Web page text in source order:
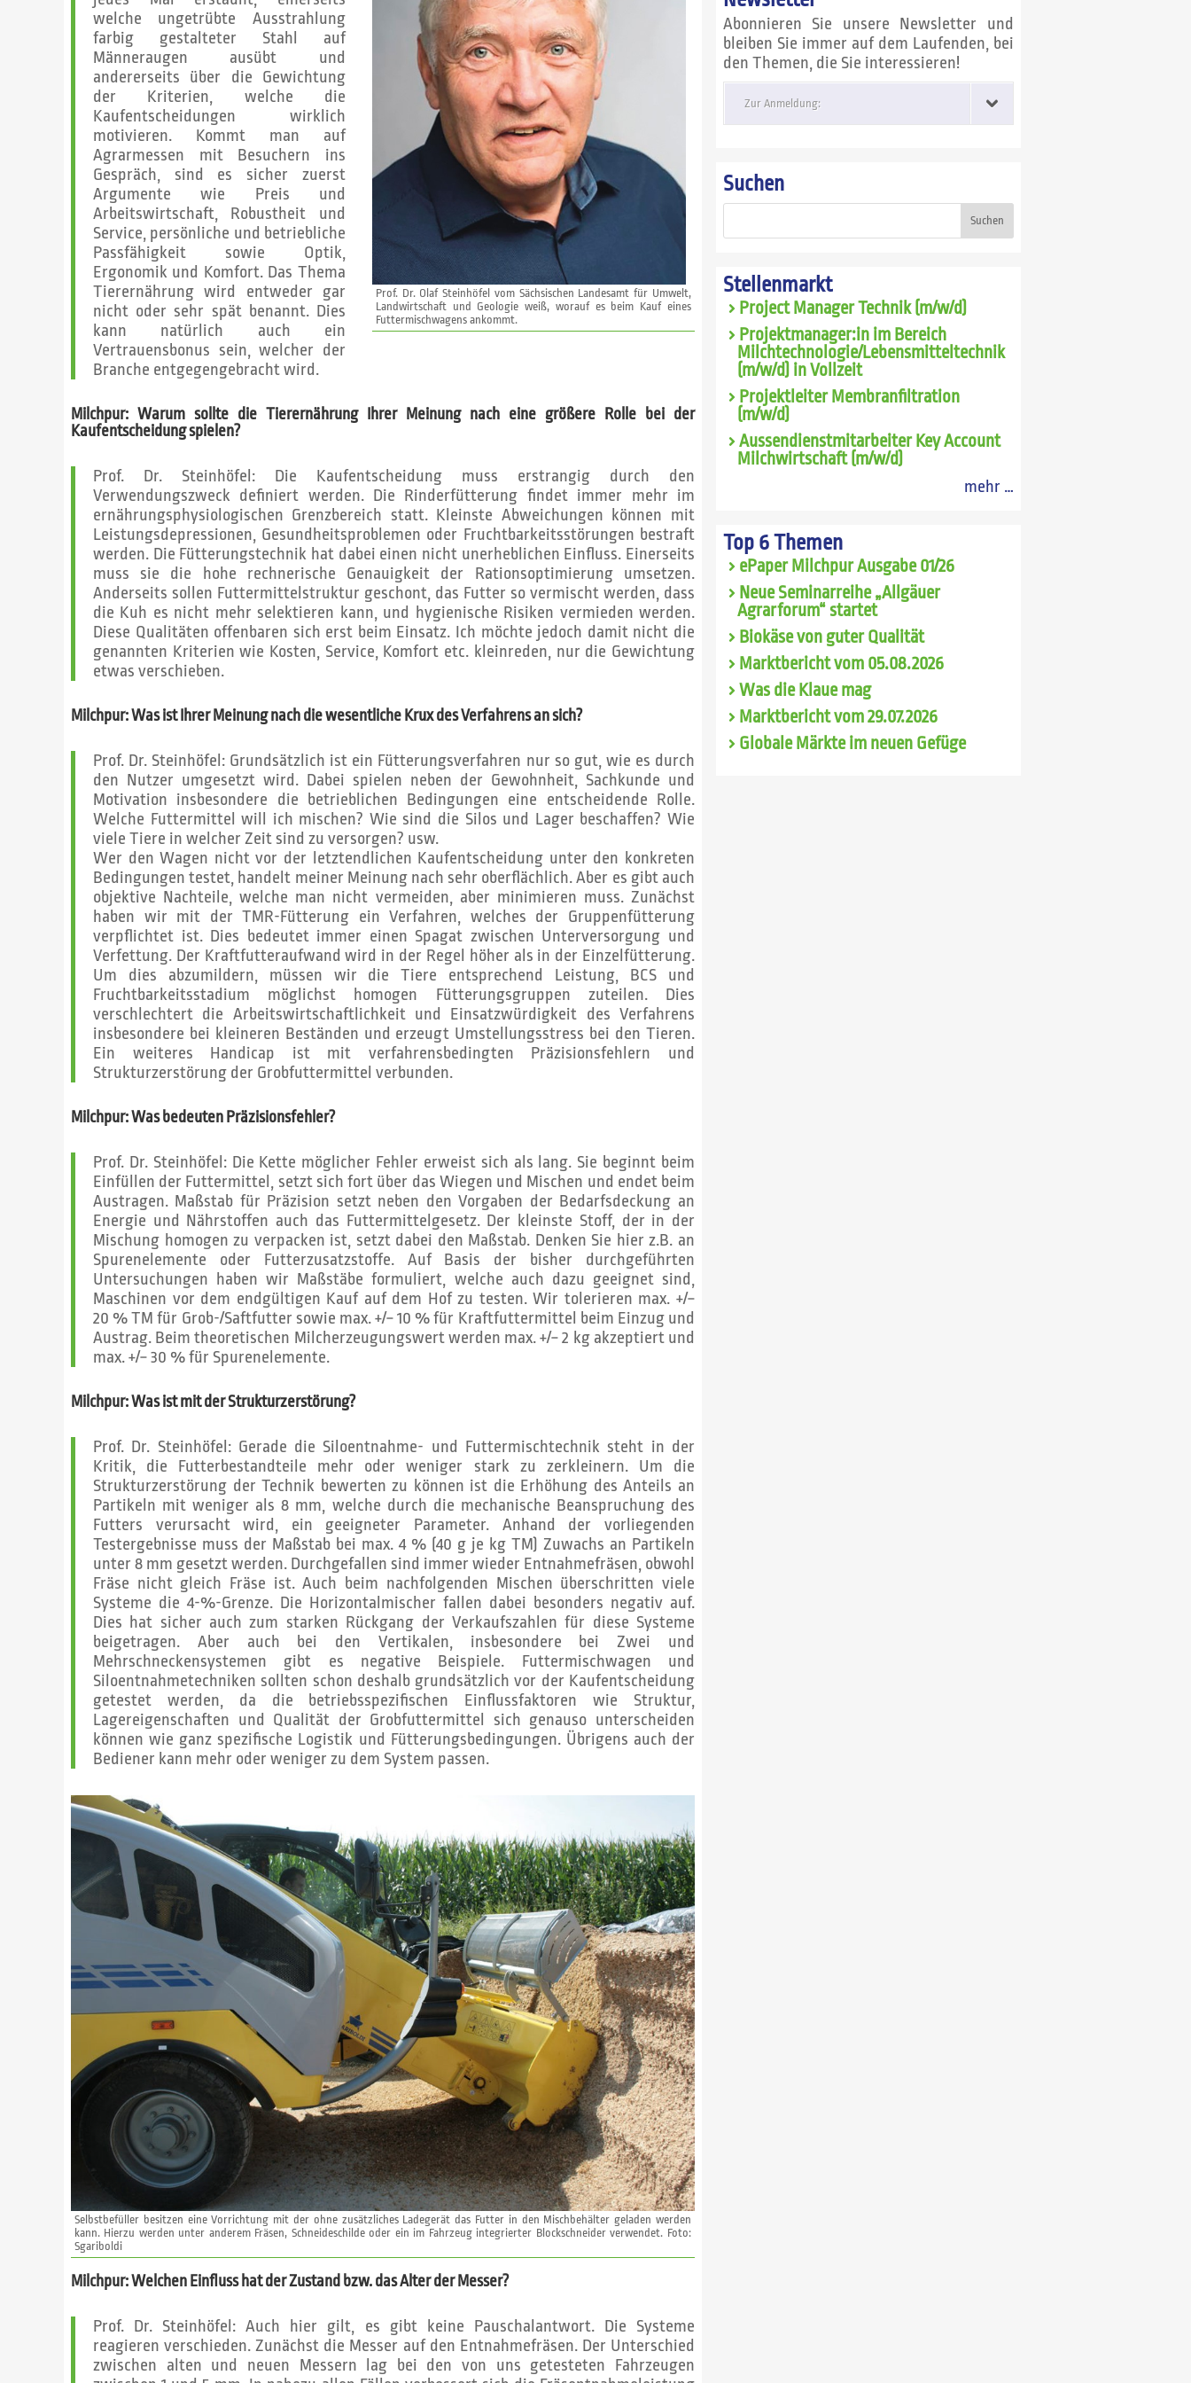
Prof. Dr. Olaf Steinhöfel vom Sächsischen Landesamt für Umwelt,
Landwirtschaft und Geologie weiß, worauf es beim Kauf eines
Futtermischwagens ankommt.
welche ungetrübte Ausstrahlung
farbig gestalteter Stahl auf
Männeraugen ausübt und
andererseits über die Gewichtung
der Kriterien, welche die
Kaufentscheidungen wirklich
motivieren. Kommt man auf
Agrarmessen mit Besuchern ins
Gespräch, sind es sicher zuerst
Argumente wie Preis und
Arbeitswirtschaft, Robustheit und
Service, persönliche und betriebliche
Passfähigkeit sowie Optik,
Ergonomik und Komfort. Das Thema
Tierernährung wird entweder gar
nicht oder sehr spät benannt. Dies
kann natürlich auch ein
Vertrauensbonus sein, welcher der
Branche entgegengebracht wird.
Milchpur: Warum sollte die Tierernährung ­Ihrer Meinung nach eine größere Rolle bei der
Kaufentscheidung spielen?
Prof. Dr. Steinhöfel: Die Kaufentscheidung muss erstrangig durch den
Verwendungszweck definiert werden. Die Rinderfütterung findet immer mehr im
ernährungsphysiologischen Grenzbereich statt. Kleinste Abweichungen können mit
Leistungsdepressionen, Gesundheitsproblemen oder Fruchtbarkeitsstörungen bestraft
werden. Die Fütterungstechnik hat dabei einen nicht unerheblichen Einfluss. Einerseits
muss sie die hohe rechnerische Genauigkeit der Rationsoptimierung umsetzen.
Anderseits sollen Futtermittelstruktur geschont, das Futter so vermischt werden, dass
die Kuh es nicht mehr selektieren kann, und hygienische Risiken vermieden werden.
Diese Qualitäten offenbaren sich erst beim Einsatz. Ich möchte jedoch damit nicht die
genannten Kriterien wie Kosten, Service, Komfort etc. kleinreden, nur die Gewichtung
etwas verschieben.
Milchpur: Was ist Ihrer Meinung nach die wesentliche Krux des Verfahrens an sich?
Prof. Dr. Steinhöfel: Grundsätzlich ist ein Fütterungsverfahren nur so gut, wie es durch
den Nutzer umgesetzt wird. Dabei spielen neben der Gewohnheit, Sachkunde und
Motivation insbesondere die betrieblichen Bedingungen eine entscheidende Rolle.
Welche Futtermittel will ich mischen? Wie sind die Silos und Lager beschaffen? Wie
viele Tiere in welcher Zeit sind zu versorgen? usw.
Wer den Wagen nicht vor der letztendlichen Kaufentscheidung unter den konkreten
Bedingungen testet, handelt meiner Meinung nach sehr oberflächlich. Aber es gibt auch
objektive Nachteile, welche man nicht vermeiden, aber minimieren muss. Zunächst
haben wir mit der TMR-Fütterung ein Verfahren, welches der Gruppenfütterung
verpflichtet ist. Dies bedeutet immer einen Spagat zwischen Unterversorgung und
Verfettung. Der Kraftfutteraufwand wird in der Regel höher als in der Einzelfütterung.
Um dies abzumildern, müssen wir die Tiere entsprechend Leistung, BCS und
Fruchtbarkeitsstadium möglichst homogen Fütterungsgruppen zuteilen. Dies
verschlechtert die Arbeitswirtschaftlichkeit und Einsatzwürdigkeit des Verfahrens
insbesondere bei kleineren Beständen und erzeugt Umstellungsstress bei den Tieren.
Ein weiteres Handicap ist mit verfahrensbedingten Präzisionsfehlern und
Strukturzerstörung der Grobfuttermittel verbunden.
Milchpur: Was bedeuten Präzisions­fehler?
Prof. Dr. Steinhöfel: Die Kette möglicher Fehler erweist sich als lang. Sie beginnt beim
Einfüllen der Futtermittel, setzt sich fort über das Wiegen und Mischen und endet beim
Austragen. Maßstab für Präzision setzt neben den Vorgaben der Bedarfsdeckung an
Energie und Nährstoffen auch das Futtermittelgesetz. Der kleinste Stoff, der in der
Mischung homogen zu verpacken ist, setzt dabei den Maßstab. Denken Sie hier z.B. an
Spurenelemente oder Futterzusatzstoffe. Auf Basis der bisher durchgeführten
Untersuchungen haben wir Maßstäbe formuliert, welche auch dazu geeignet sind,
Maschinen vor dem endgültigen Kauf auf dem Hof zu testen. Wir tolerieren max. +/−
20 % TM für Grob-/Saftfutter sowie max. +/− 10 % für Kraftfuttermittel beim Einzug und
Austrag. Beim theoretischen Milcherzeugungswert werden max. +/− 2 kg akzeptiert und
max. +/− 30 % für Spurenelemente.
Milchpur: Was ist mit der Strukturzerstörung?
Prof. Dr. Steinhöfel: Gerade die Siloentnahme- und Futtermischtechnik steht in der
Kritik, die Futterbestandteile mehr oder weniger stark zu zerkleinern. Um die
Strukturzerstörung der Technik bewerten zu können ist die Erhöhung des Anteils an
Partikeln mit weniger als 8 mm, welche durch die mechanische Beanspruchung des
Futters verursacht wird, ein geeigneter Parameter. Anhand der vorliegenden
Testergebnisse muss der Maßstab bei max. 4 % (40 g je kg TM) Zuwachs an Partikeln
unter 8 mm gesetzt werden. Durchgefallen sind immer wieder Entnahmefräsen, obwohl
Fräse nicht gleich Fräse ist. Auch beim nachfolgenden Mischen überschritten viele
Systeme die 4-%-Grenze. Die Horizontalmischer fallen dabei besonders negativ auf.
Dies hat sicher auch zum starken Rückgang der Verkaufszahlen für diese Systeme
beigetragen. Aber auch bei den Vertikalen, insbesondere bei Zwei und
Mehrschneckensystemen gibt es negative Beispiele. Futtermischwagen und
Siloentnahmetechniken sollten schon deshalb grundsätzlich vor der Kaufentscheidung
getestet werden, da die betriebsspezifischen Einflussfaktoren wie Struktur,
Lagereigenschaften und Qualität der Grobfuttermittel sich genauso unterscheiden
können wie ganz spezifische Logistik und Fütterungsbedingungen. Übrigens auch der
Bediener kann mehr oder weniger zu dem System passen.
Selbstbefüller besitzen eine Vorrichtung mit der ohne zusätzliches Ladegerät das Futter in den Mischbehälter geladen werden
kann. Hierzu werden unter anderem Fräsen, Schneideschilde oder ein im Fahrzeug integrierter Blockschneider verwendet. Foto:
Sgariboldi
Milchpur: Welchen Einfluss hat der Zustand bzw. das Alter der Messer?
Prof. Dr. Steinhöfel: Auch hier gilt, es gibt keine Pauschalantwort. Die Systeme
reagieren verschieden. Zunächst die Messer auf den Entnahmefräsen. Der Unterschied
zwischen alten und neuen Messern lag bei den von uns getesteten Fahrzeugen
Abonnieren Sie unsere Newsletter und
bleiben Sie immer auf dem Laufenden, bei
den Themen, die Sie interessieren!
Zur Anmeldung:
Suchen
Suchen
Stellenmarkt
Project Manager Technik (m/w/d)
Projektmanager:in im Bereich
Milchtechnologie/Lebensmitteltechnik
(m/w/d) in Vollzeit
Projektleiter Membranfiltration
(m/w/d)
Aussendienstmitarbeiter Key Account
Milchwirtschaft (m/w/d)
mehr …
Top 6 Themen
ePaper Milchpur Ausgabe 01/26
Neue Seminarreihe „Allgäuer
Agrarforum“ startet
Biokäse von guter Qualität
Marktbericht vom 05.08.2026
Was die Klaue mag
Marktbericht vom 29.07.2026
Globale Märkte im neuen Gefüge